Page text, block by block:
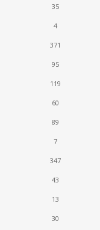
35
4
371
95
119
60
89
7
347
43
13
30